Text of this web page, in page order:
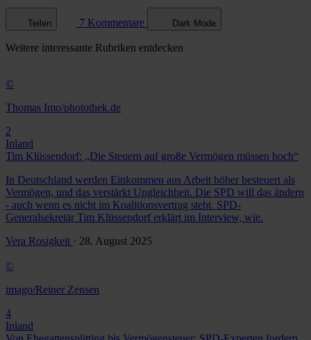
Teilen 7 Kommentare Dark Mode
Weitere interessante Rubriken entdecken
©
Thomas Imo/photothek.de
2
Inland
Tim Klüssendorf: „Die Steuern auf große Vermögen müssen hoch“
In Deutschland werden Einkommen aus Arbeit höher besteuert als
Vermögen, und das verstärkt Ungleichheit. Die SPD will das ändern
- auch wenn es nicht im Koalitionsvertrag steht. SPD-
Generalsekretär Tim Klüssendorf erklärt im Interview, wie.
Vera Rosigkeit · 28. August 2025
©
imago/Reiner Zensen
4
Inland